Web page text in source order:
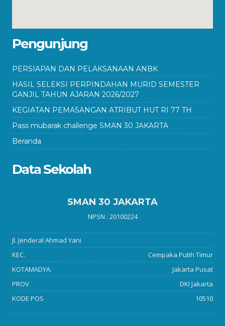
Pengunjung
PERSIAPAN DAN PELAKSANAAN ANBK
HASIL SELEKSI PERPINDAHAN MURID SEMESTER
GANJIL TAHUN AJARAN 2026/2027
KEGIATAN PEMASANGAN ATRIBUT HUT RI 77 TH
Pass mubarak challenge SMAN 30 JAKARTA
Beranda
Data Sekolah
SMAN 30 JAKARTA
NPSN : 20100224
Jl. Jenderal Ahmad Yani
KEC.
Cempaka Putih Timur
KOTAMADYA.
Jakarta Pusat
PROV.
DKI Jakarta
KODE POS
10510